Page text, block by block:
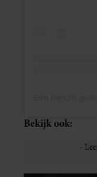
Bekijk ook: